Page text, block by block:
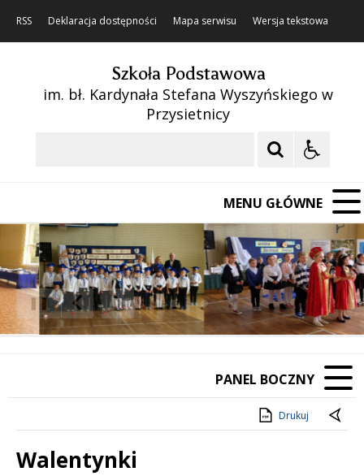
RSS Deklaracja dostępności Mapa serwisu Wersja tekstowa
Szkoła Podstawowa
im. bł. Kardynała Stefana Wyszyńskiego w
Przysietnicy
MENU GŁÓWNE
Poprzedni Element
Następny Element
❚❚
PANEL BOCZNY
Drukuj
Walentynki